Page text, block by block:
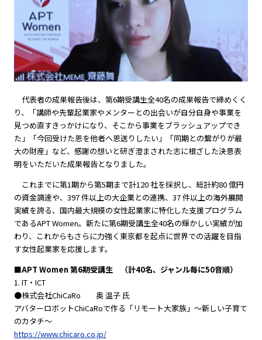
代表者の成果報告後は、第6期受講生全40名の成果報告で締めくく
り、「講師や先輩起業家やメンターとの出会いが自分自身や事業を
見つめ直すきっかけになり、そこから事業をブラッシュアップでき
た」「今回受けた恩を他者へ恩送りしたい」「同期との繋がりが最
大の財産」など、感謝の想いと研ぎ澄まされた志に根ざした決意表
明をいただいた成果報告となりました。
これまでに第1期から第5期まで計120 社を採択し、総計約80 億円
の資金調達や、397 件以上の大企業との連携、37 件以上の海外展開
実績を誇る、国内最大規模の女性起業家に特化した支援プログラム
であるAPT Women。新たに第6期受講生全40名の輝かしい実績が加
わり、これからもさらに力強く東京都を起点に世界での活躍を目指
す女性起業家を応援します。
■APT Women 第6期受講生 （計40名、ジャンル毎に50音順）
1. IT・ICT
●株式会社ChiCaRo 奥 温子 氏
アバターロボットChiCaRoで作る「リモート大家族」～新しい子育て
のカタチ～
https://www.chicaro.co.jp/